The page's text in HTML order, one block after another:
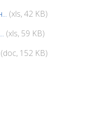
(xls, 42 KB)
(xls, 59 KB)
(doc, 152 KB)